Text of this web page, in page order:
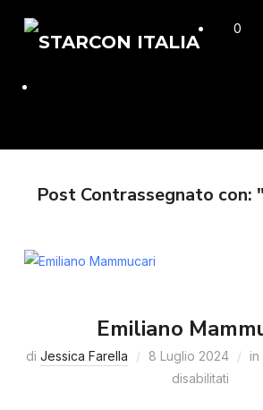
0
Post Contrassegnato con:
Emiliano
di Jessica Farella 8 Luglio 2024 in
disabilitati